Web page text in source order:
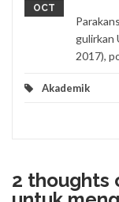
OCT
gulirkan
2017),
Akademik
2 thoughts